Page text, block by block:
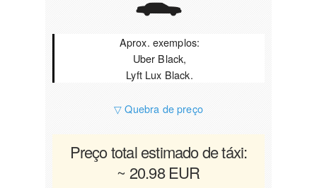
Aprox. exemplos:
Uber Black,
Lyft Lux Black.
▽ Quebra de preço
Preço total estimado de táxi:
~ 20.98 EUR